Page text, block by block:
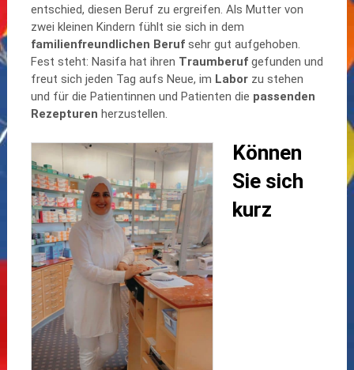
entschied, diesen Beruf zu ergreifen. Als Mutter von
zwei kleinen Kindern fühlt sie sich in dem
familienfreundlichen Berufsehr gut aufgehoben.
Fest steht: Nasifa hat ihren Traumberufgefunden und
freut sich jeden Tag aufs Neue, im Laborzu stehen
und für die Patientinnen und Patienten die passenden
Rezepturen herzustellen.
Können
Sie sich
kurz